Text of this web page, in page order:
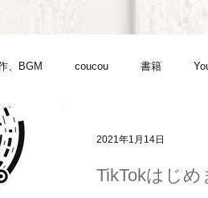
、BGM coucou 書籍
TikTokはじめ
2021年1月14日